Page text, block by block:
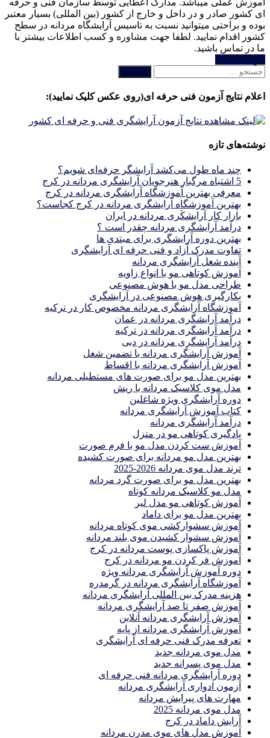
ای کشور صادر و در داخل و خارج از کشور (بین المللی) بسیار معتبر
بوده و براحتی میتوانید نسبت به تاسیس آرایشگاه مردانه در سطح
کشور اقدام نمایید. لطفا جهت مشاوره و کسب اطلاعات بیشتر با
ما در تماس باشید.
جستجو
اعلام نتایج آزمون فنی حرفه ای(روی عکس کلیک نمایید):
نوشته‌های تازه
چند ماه طول می‌کشد آرایشگر حرفه‌ای شویم؟
5 اشتباه مرگبار هنرجویان آرایشگری مردانه در کرج
معرفی بهترین آموزشگاه آرایشگری مردانه در کرج
بهترین آموزشگاه آرایشگری مردانه در کرج کجاست؟
بازار كار آرايشكَرى مردانه در ايران
درآمد آرایشگری مردانه چقدر است ؟
بهترین دوره آرایشگری برای مبتدی ها
تفاوت مدرک آزاد و فنی حرفه ای آرایشگری
آینده شغل آرایشگری مردانه
آموزش کوتاهی مو با انواع زاویه
طراحی مدل مو با هوش مصنوعی
بکارگیری هوش مصنوعی در آرایشگری
آموزشگاه آرایشگری مردانه مخصوص کار در ترکیه
درآمد آرایشگری مردانه در عمان
درآمد آرایشگری مردانه در ترکیه
درآمد آرایشگری مردانه در دبی
آموزش آرایشگری مردانه با تضمین شغل
آموزش آرایشگری مردانه با اقساط
بهترین مدل مو برای صورت های مستطیلی مردانه
مدل موی کلاسیک مردانه با ریش
دوره آرایشگری ویژه شاغلین
کتاب آموزش آرایشگری مردانه
درآمد آرایشگری مردانه
یادگیری كوتاهى مو در منزل
آموزش ست كردن مدل مو با فرم صورت
بهترین مدل مو مردانه برای صورت کشیده
ترند مدل موی مردانه 2026-2025
بهترين مدل مو براى صورت گرد مردانه
مدل مو کلاسیک مردانه کوتاه
آموزش کوتاهی مو مدل لیر
بهترین مدل مو برای داماد
آموزش سشوارکشی موی کوتاه مردانه
آموزش سشوار کشیدن موی بلند مردانه
آموزش پاکسازی پوست مردانه در کرج
آموزش فر کردن مو مردانه در کرج
دوره آموزش آرایشگری مردانه ویژه
آموزشگاه آرایشگری مردانه در گرمدره
هزینه مدرک بین المللی آرایشگری مردانه
آموزش صفر تا صد آرایشگری مردانه
آموزش آرایشگری مردانه آنلاین
آموزش آرایشگری مردانه از پایه
تعرفه مدرک فنی حرفه ای آرایشگری
مدل موی مردانه جدید
مدل موی پسرانه جدید
دوره آرایشگری مردانه فنی حرفه ای
آزمون ادواری آرایشگری مردانه
مهارت های پیرایش مردانه
مدل موی مردانه 2025
آرایش داماد در کرج
آموزش مدل های موی مدرن مردانه